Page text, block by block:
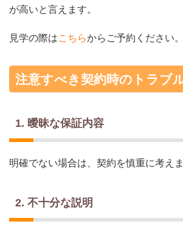
が高いと言えます。
見学の際はこちらからご予約ください。
注意すべき契約時のトラブ
1. 曖昧な保証内容
明確でない場合は、契約を慎重に考えま
2. 不十分な説明